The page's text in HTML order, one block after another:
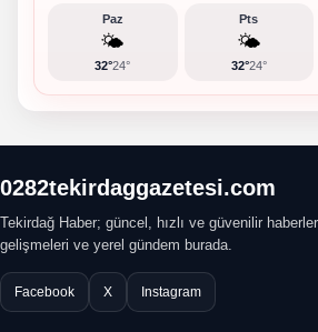
Paz
🌤️
32°24°
Pts
🌤️
32°24°
0282tekirdaggazetesi.com
Tekirdağ Haber; güncel, hızlı ve güvenilir
gelişmeleri ve yerel gündem burada.
Facebook X Instagram